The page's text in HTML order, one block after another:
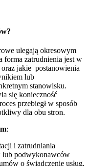
ulegają okresowym
forma zatrudnienia jest w
jakie postanowienia
lub
stanowisku.
się konieczność
przebiegł w sposób
dla obu stron.
:
i zatrudniania
lub podwykonawców
o świadczenie usług,